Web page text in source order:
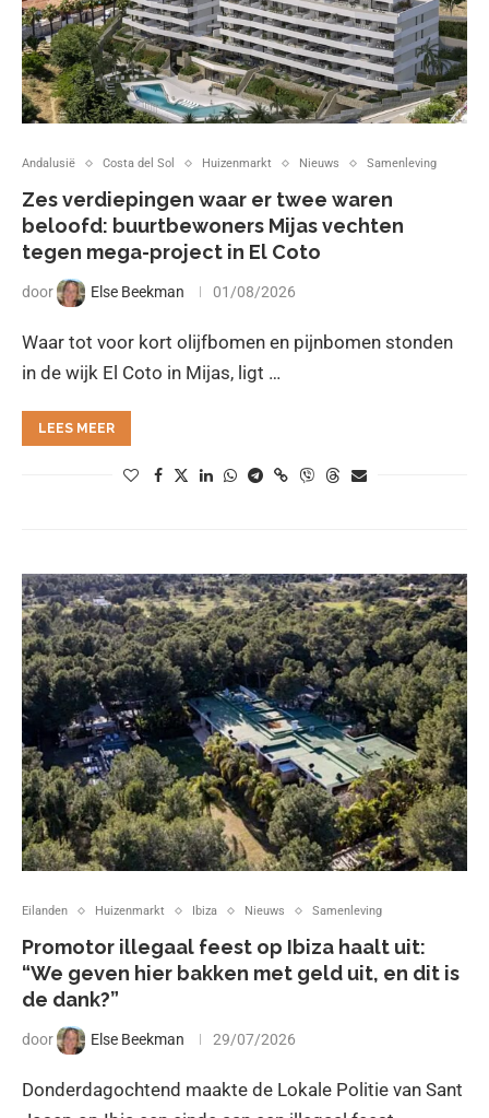
Andalusië Costa del Sol Huizenmarkt Nieuws Samenleving
Zes verdiepingen waar er twee waren
beloofd: buurtbewoners Mijas vechten
tegen mega-project in El Coto
door Else Beekman 01/08/2026
Waar tot voor kort olijfbomen en pijnbomen stonden
in de wijk El Coto in Mijas, ligt …
LEES MEER
Eilanden Huizenmarkt Ibiza Nieuws Samenleving
Promotor illegaal feest op Ibiza haalt uit:
“We geven hier bakken met geld uit, en dit is
de dank?”
door Else Beekman 29/07/2026
Donderdagochtend maakte de Lokale Politie van Sant